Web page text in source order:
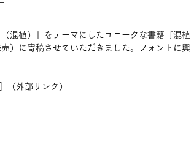
（混植）」をテーマにしたユニークな書籍『
）に寄稿させていただきました。フォントに興
（外部リンク）